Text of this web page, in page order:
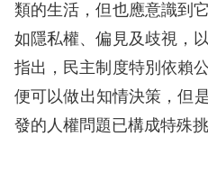
網
站
類的生活，但也應意識到
如隱私權、偏見及歧視，
指出，民主制度特別依賴
便可以做出知情決策，但
發的人權問題已構成特殊挑